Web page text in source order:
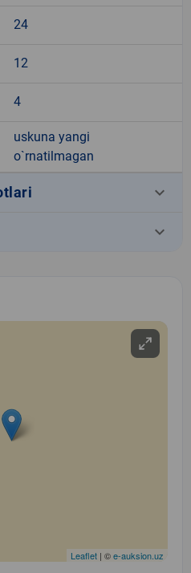
24
12
4
uskuna yangi
o`rnatilmagan
keyboard_arrow_down
keyboard_arrow_down
Leaflet | ©e-auksion.uz